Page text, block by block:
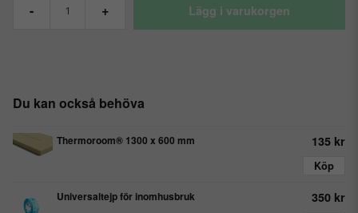
- + Lägg i varukorgen
Du kan också behöva
Thermoroom® 1300 x 600 mm 135 kr
Köp
Universaltejp för inomhusbruk 350 kr